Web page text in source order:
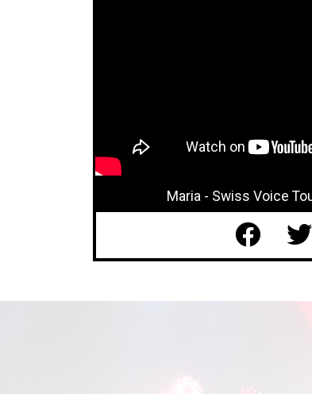
Maria - Swiss Voice